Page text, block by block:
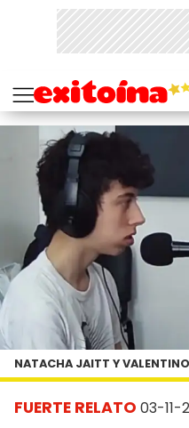
FUERTE RELATO 03-11-
NATACHA JAITT Y